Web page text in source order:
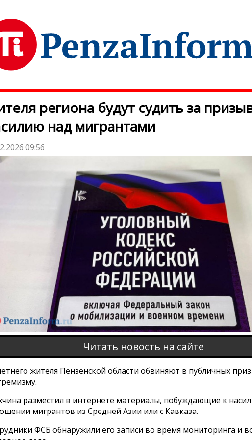
региона будут судить за
над мигрантами
09:56
Читать новость на сайте
жителя Пензенской области обвиняют в публичных
разместил в интернете материалы, побуждающие к
мигрантов из Средней Азии или с Кавказа.
ФСБ обнаружили его записи во время мониторинга и